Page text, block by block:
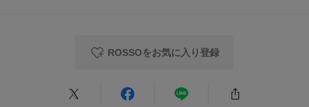
ROSSOをお気に入り登録